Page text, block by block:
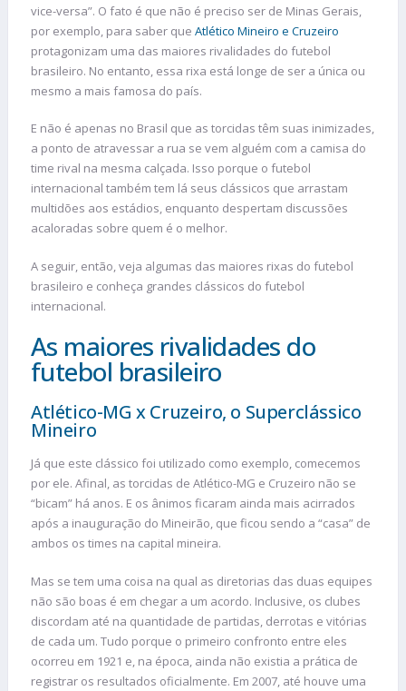
vice-versa”. O fato é que não é preciso ser de Minas Gerais,
por exemplo, para saber que Atlético Mineiro e Cruzeiro
protagonizam uma das maiores rivalidades do futebol
brasileiro. No entanto, essa rixa está longe de ser a única ou
mesmo a mais famosa do país.
E não é apenas no Brasil que as torcidas têm suas inimizades,
a ponto de atravessar a rua se vem alguém com a camisa do
time rival na mesma calçada. Isso porque o futebol
internacional também tem lá seus clássicos que arrastam
multidões aos estádios, enquanto despertam discussões
acaloradas sobre quem é o melhor.
A seguir, então, veja algumas das maiores rixas do futebol
brasileiro e conheça grandes clássicos do futebol
internacional.
As maiores rivalidades do
futebol brasileiro
Atlético-MG x Cruzeiro, o Superclássico
Mineiro
Já que este clássico foi utilizado como exemplo, comecemos
por ele. Afinal, as torcidas de Atlético-MG e Cruzeiro não se
“bicam” há anos. E os ânimos ficaram ainda mais acirrados
após a inauguração do Mineirão, que ficou sendo a “casa” de
ambos os times na capital mineira.
Mas se tem uma coisa na qual as diretorias das duas equipes
não são boas é em chegar a um acordo. Inclusive, os clubes
discordam até na quantidade de partidas, derrotas e vitórias
de cada um. Tudo porque o primeiro confronto entre eles
ocorreu em 1921 e, na época, ainda não existia a prática de
registrar os resultados oficialmente. Em 2007, até houve uma